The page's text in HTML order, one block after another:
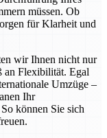
müssen. Ob
für Klarheit und
wir Ihnen nicht nur
an Flexibilität. Egal
Umzüge –
Ihr
können Sie sich